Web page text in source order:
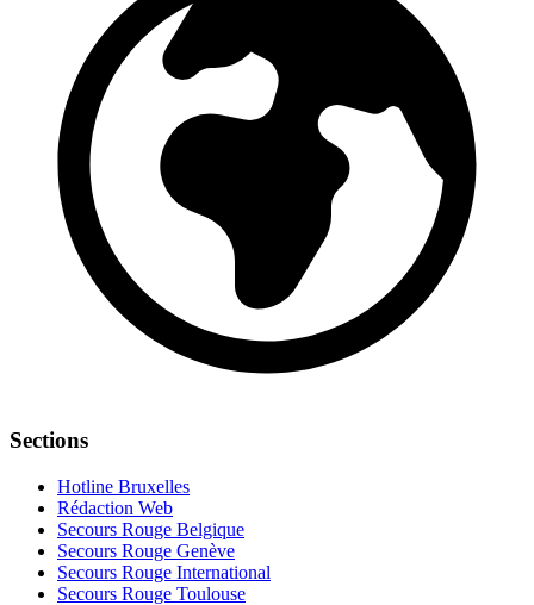
Sections
Hotline Bruxelles
Rédaction Web
Secours Rouge Belgique
Secours Rouge Genève
Secours Rouge International
Secours Rouge Toulouse